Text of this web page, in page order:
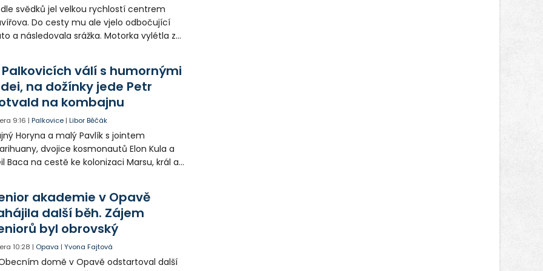
svědků jel velkou rychlostí centrem
Do cesty mu ale vjelo odbočující
a následovala srážka. Motorka vylétla ze
a byl letecky přepraven do
Palkovicích válí s humornými
na dožínky jede Petr
na kombajnu
9:16 |Palkovice |Libor Běčák
Horyna a malý Pavlík s jointem
dvojice kosmonautů Elon Kula a
Baca na cestě ke kolonizaci Marsu, král a
Palkovic ztvárnili starosta Radim
a místostarosta David Kula.
akademie v Opavě
další běh. Zájem
byl obrovský
10:28 | Opava |Yvona Fajtová
domě v Opavě odstartoval další